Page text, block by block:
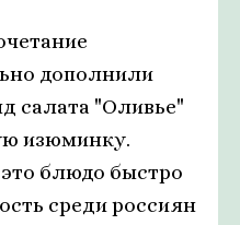
дополнили
салата "Оливье"
изюминку.
блюдо быстро
среди россиян